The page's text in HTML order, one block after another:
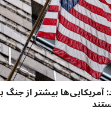
بیشتر از جنگ با